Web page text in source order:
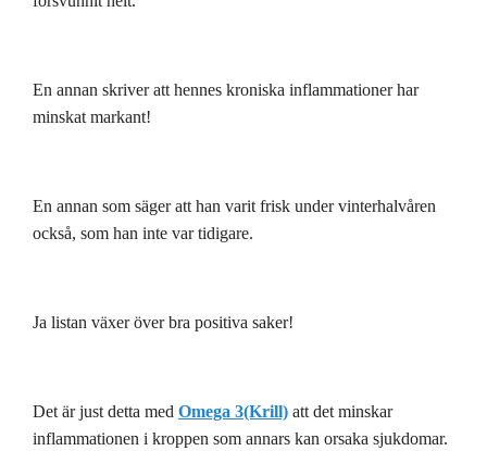
En annan skriver att hennes kroniska inflammationer har
minskat markant!
En annan som säger att han varit frisk under vinterhalvåren
också, som han inte var tidigare.
Ja listan växer över bra positiva saker!
Det är just detta med Omega 3(Krill) att det minskar
inflammationen i kroppen som annars kan orsaka sjukdomar.